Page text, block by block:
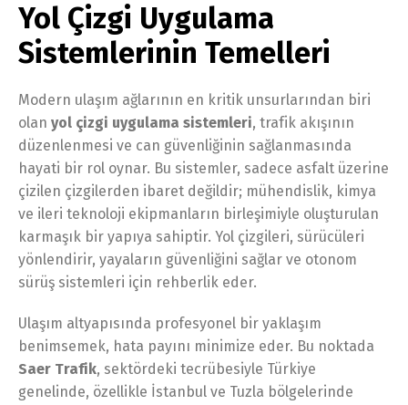
Yol Çizgi Uygulama
Sistemlerinin Temelleri
Modern ulaşım ağlarının en kritik unsurlarından biri
olan yol çizgi uygulama sistemleri, trafik akışının
düzenlenmesi ve can güvenliğinin sağlanmasında
hayati bir rol oynar. Bu sistemler, sadece asfalt üzerine
çizilen çizgilerden ibaret değildir; mühendislik, kimya
ve ileri teknoloji ekipmanların birleşimiyle oluşturulan
karmaşık bir yapıya sahiptir. Yol çizgileri, sürücüleri
yönlendirir, yayaların güvenliğini sağlar ve otonom
sürüş sistemleri için rehberlik eder.
Ulaşım altyapısında profesyonel bir yaklaşım
benimsemek, hata payını minimize eder. Bu noktada
Saer Trafik, sektördeki tecrübesiyle Türkiye
genelinde, özellikle İstanbul ve Tuzla bölgelerinde